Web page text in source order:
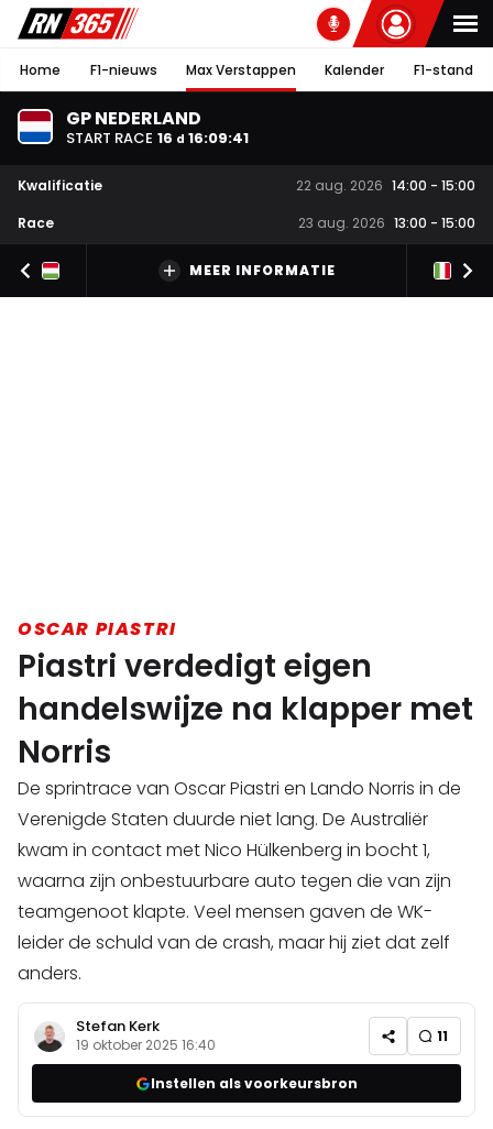
Home F1-nieuws Max Verstappen Kalender F1-stand
GP NEDERLAND
START RACE 16 d 16:09:40
Kwalificatie 22 aug. 2026 14:00 - 15:00
Race
23 aug. 2026 13:00 - 15:00
MEER INFORMATIE
OSCAR PIASTRI
Piastri verdedigt eigen
handelswijze na klapper met
Norris
De sprintrace van Oscar Piastri en Lando Norris in de
Verenigde Staten duurde niet lang. De Australiër
kwam in contact met Nico Hülkenberg in bocht 1,
waarna zijn onbestuurbare auto tegen die van zijn
teamgenoot klapte. Veel mensen gaven de WK-
leider de schuld van de crash, maar hij ziet dat zelf
anders.
Stefan Kerk
19 oktober 2025 16:40 11
Instellen als voorkeursbron